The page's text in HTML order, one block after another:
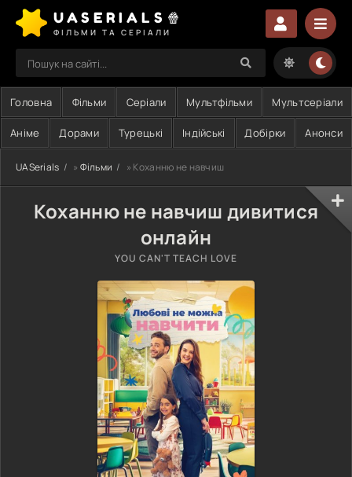
UASERIALS🍿
ФІЛЬМИ ТА СЕРІАЛИ
Головна Фільми Серіали Мультфільми Мультсеріали
Аніме Дорами Турецькі Індійські Добірки Анонси
UASerials » Фільми » Коханню не навчиш
Коханню не навчиш дивитися
онлайн
YOU CAN'T TEACH LOVE